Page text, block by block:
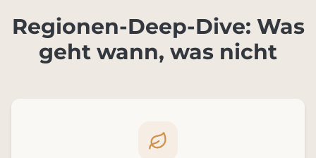
Regionen-Deep-Dive: Was
geht wann, was nicht